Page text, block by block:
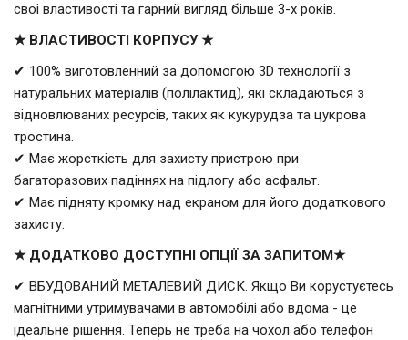
своі властивості та гарний вигляд більше 3-х років.
★ ВЛАСТИВОСТІ КОРПУСУ ★
✔ 100% виготовленний за допомогою 3D технології з
натуральних матеріалів (полілактид), які складаються з
відновлюваних ресурсів, таких як кукурудза та цукрова
тростина.
✔ Має жорсткість для захисту пристрою при
багаторазових падіннях на підлогу або асфальт.
✔ Має підняту кромку над екраном для його додаткового
захисту.
★ ДОДАТКОВО ДОСТУПНІ ОПЦІЇ ЗА ЗАПИТОМ★
✔ ВБУДОВАНИЙ МЕТАЛЕВИЙ ДИСК. Якщо Ви корустуєтесь
магнітними утримувачами в автомобілі або вдома - це
ідеальне рішення. Теперь не треба на чохол або телефон